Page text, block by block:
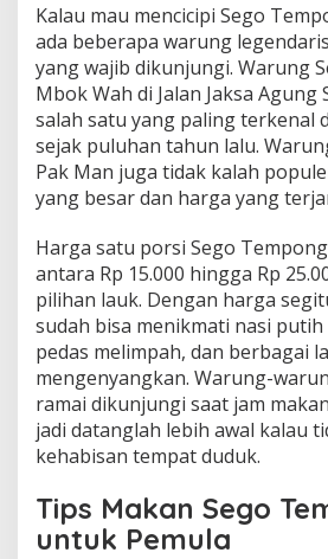
Kalau mau mencicipi Sego
ada beberapa warung
yang wajib dikunjungi. Warung
Mbok Wah di Jalan Jaksa
salah satu yang paling terkenal
sejak puluhan tahun lalu.
Pak Man juga tidak kalah
yang besar dan harga yang
Harga satu porsi Sego
antara Rp 15.000 hingga Rp
pilihan lauk. Dengan harga
sudah bisa menikmati nasi
pedas melimpah, dan berbagai
mengenyangkan. Warung-
ramai dikunjungi saat jam
jadi datanglah lebih awal kalau
kehabisan tempat duduk.
Tips Makan Sego
untuk Pemula